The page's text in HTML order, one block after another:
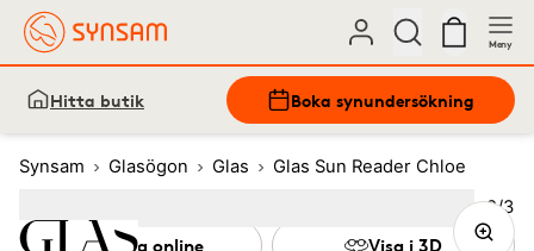
Meny
Hitta butik Boka synundersökning
Synsam Glasögon Glas Glas Sun Reader Chloe
Prova online Visa i 3D
Bild
2/3
Image 3